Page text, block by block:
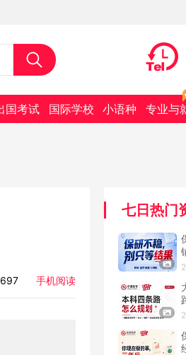
国考试 国际学校 小语种 专业与
手机阅读
七日热门